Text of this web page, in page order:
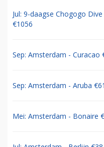
Jul: 9-daagse Chogogo
€1056
Sep: Amsterdam - Curacao
Sep: Amsterdam - Aruba
Mei: Amsterdam - Bonaire